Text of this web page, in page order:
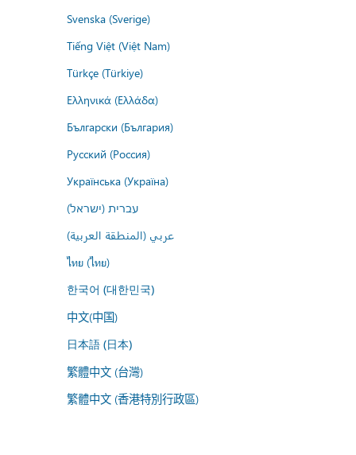
Svenska (Sverige)
Tiếng Việt (Việt Nam)
Türkçe (Türkiye)
Ελληνικά (Ελλάδα)
Български (България)
Русский (Россия)
Українська (Україна)
עברית (ישראל)
عربي (المنطقة العربية)
ไทย (ไทย)
한국어 (대한민국)
中文(中国)
日本語 (日本)
繁體中文 (台灣)
繁體中文 (香港特別行政區)